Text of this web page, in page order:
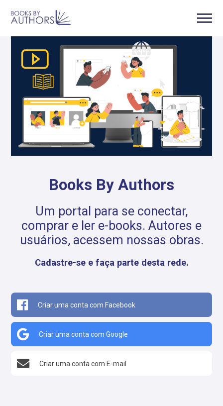
Books By Authors
Um portal para se conectar,
comprar e ler e-books. Autores e
usuários, acessem nossas obras.
Cadastre-se e faça parte desta rede.
Criar uma conta com Facebook
Criar uma conta com Google
Criar uma conta com E-mail